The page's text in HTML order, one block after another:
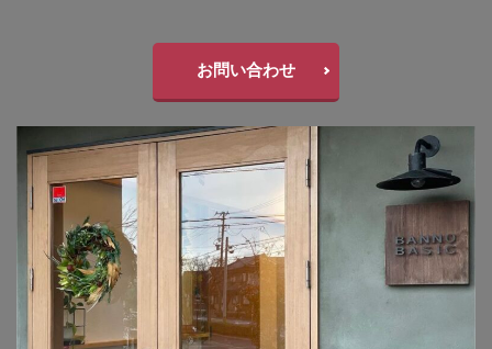
お問い合わせ
タカショー エバースクリーン
タカショー シンプルシェード
タカショー セラウォール
タカショー セラクラシック
タカショー セラトップストーンタイル
タカショー セラレバンテ
タカショー タンモクウッド
タカショー デザインパネルⅡ